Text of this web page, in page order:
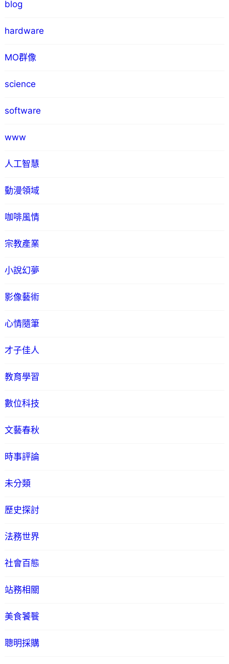
blog
hardware
MO群像
science
software
www
人工智慧
動漫領域
咖啡風情
宗教產業
小說幻夢
影像藝術
心情隨筆
才子佳人
教育學習
數位科技
文藝春秋
時事評論
未分類
歷史探討
法務世界
社會百態
站務相關
美食饕餮
聰明採購